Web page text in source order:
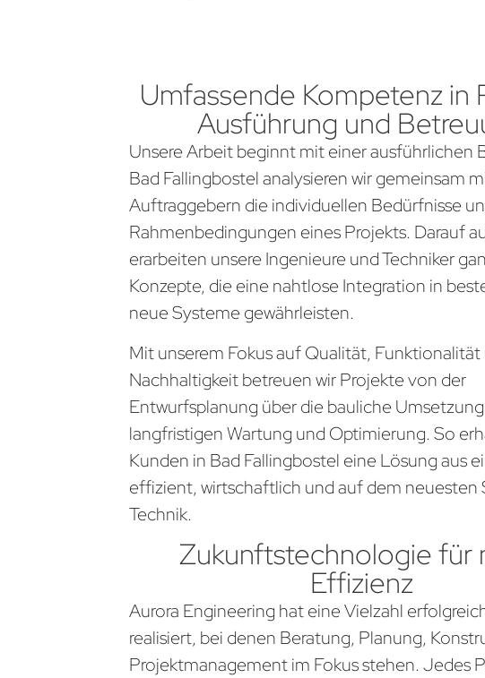
Umfassende Kompetenz in
Ausführung und
Unsere Arbeit beginnt mit einer ausführlichen
Bad Fallingbostel analysieren wir gemeinsam
Auftraggebern die individuellen Bedürfnisse
Rahmenbedingungen eines Projekts. Darauf
erarbeiten unsere Ingenieure und Techniker
Konzepte, die eine nahtlose Integration in
neue Systeme gewährleisten.
Mit unserem Fokus auf Qualität, Funktionalität
Nachhaltigkeit betreuen wir Projekte von der
Entwurfsplanung über die bauliche
langfristigen Wartung und Optimierung. So
Kunden in Bad Fallingbostel eine Lösung aus
effizient, wirtschaftlich und auf dem neuesten
Technik.
Zukunftstechnologie für
Effizienz
Aurora Engineering hat eine Vielzahl
realisiert, bei denen Beratung, Planung,
Projektmanagement im Fokus stehen. Jedes